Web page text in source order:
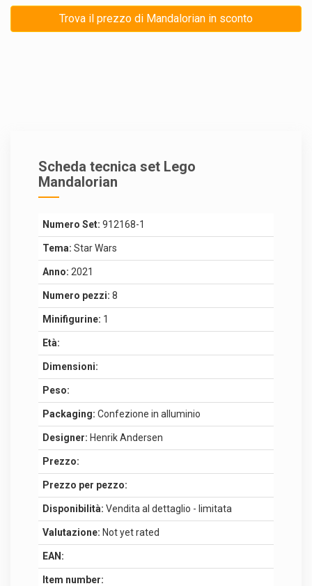
Trova il prezzo di Mandalorian in sconto
Scheda tecnica set Lego
Mandalorian
Numero Set: 912168-1
Tema: Star Wars
Anno: 2021
Numero pezzi: 8
Minifigurine: 1
Età:
Dimensioni:
Peso:
Packaging: Confezione in alluminio
Designer: Henrik Andersen
Prezzo:
Prezzo per pezzo:
Disponibilità: Vendita al dettaglio - limitata
Valutazione: Not yet rated
EAN:
Item number: